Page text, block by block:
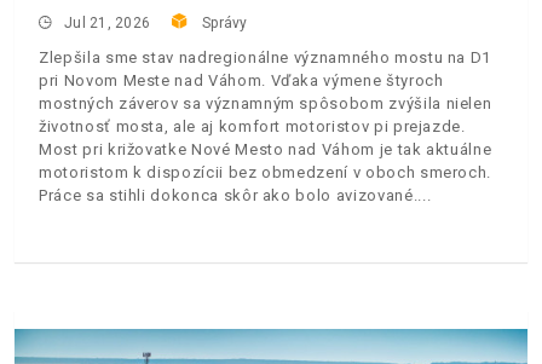
Jul 21, 2026 Správy
Zlepšila sme stav nadregionálne významného mostu na D1
pri Novom Meste nad Váhom. Vďaka výmene štyroch
mostných záverov sa významným spôsobom zvýšila nielen
životnosť mosta, ale aj komfort motoristov pi prejazde.
Most pri križovatke Nové Mesto nad Váhom je tak aktuálne
motoristom k dispozícii bez obmedzení v oboch smeroch.
Práce sa stihli dokonca skôr ako bolo avizované.